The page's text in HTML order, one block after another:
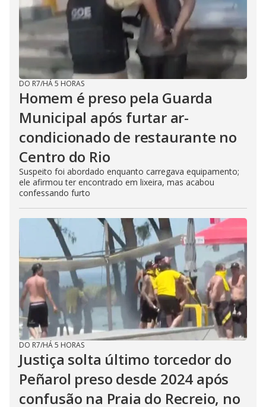
DO R7/HÁ 5 HORAS
Homem é preso pela Guarda
Municipal após furtar ar-
condicionado de restaurante no
Centro do Rio
Suspeito foi abordado enquanto carregava equipamento;
ele afirmou ter encontrado em lixeira, mas acabou
confessando furto
DO R7/HÁ 5 HORAS
Justiça solta último torcedor do
Peñarol preso desde 2024 após
confusão na Praia do Recreio, no